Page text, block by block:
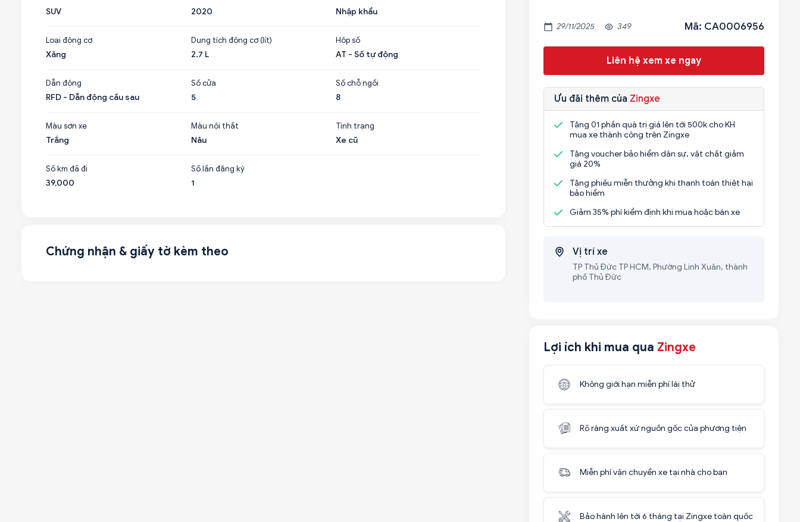
29/11/2025 349 Mã: CA0006956
Liên hệ xem xe ngay
Ưu đãi thêm của Zingxe
Tặng 01 phần quà trị giá lên tới 500k cho KH
mua xe thành công trên Zingxe
Tặng voucher bảo hiểm dân sự, vật chất giảm
giá 20%
Tặng phiếu miễn thưởng khi thanh toán thiệt hại
bảo hiểm
Giảm 35% phí kiểm định khi mua hoặc bán xe
Vị trí xe
TP Thủ Đức TP HCM, Phường Linh Xuân, thành
phố Thủ Đức
Lợi ích khi mua qua Zingxe
Không giới hạn miễn phí lái thử
Rõ ràng xuất xứ nguồn gốc của phương tiện
Miễn phí vận chuyển xe tại nhà cho bạn
Bảo hành lên tới 6 tháng tại Zingxe toàn quốc
SUV
2020
Nhập khẩu
Loại động cơ
Xăng
Dung tích động cơ (lít)
2.7 L
Hộp số
AT - Số tự động
Dẫn động
RFD - Dẫn động cầu sau
Số cửa
5
Số chỗ ngồi
8
Màu sơn xe
Trắng
Màu nội thất
Nâu
Tình trạng
Xe cũ
Số km đã đi
39,000
Số lần đăng ký
1
Chứng nhận & giấy tờ kèm theo